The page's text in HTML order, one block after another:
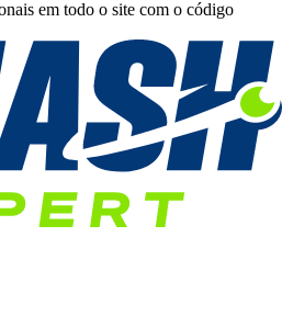
em todo o site com o código